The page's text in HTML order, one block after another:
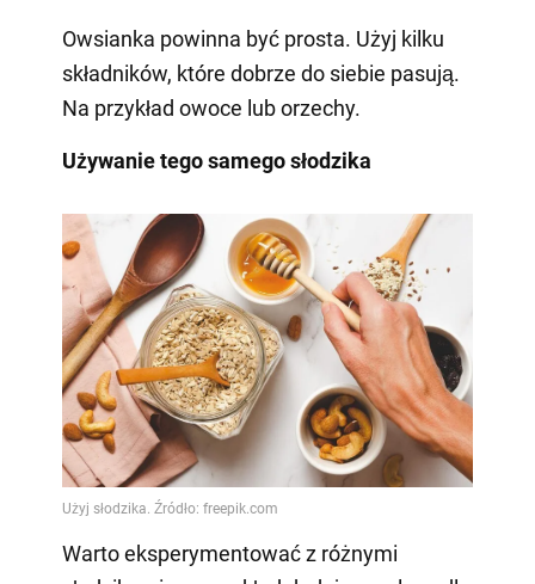
Owsianka powinna być prosta. Użyj kilku
składników, które dobrze do siebie pasują.
Na przykład owoce lub orzechy.
Używanie tego samego słodzika
Warto eksperymentować z różnymi